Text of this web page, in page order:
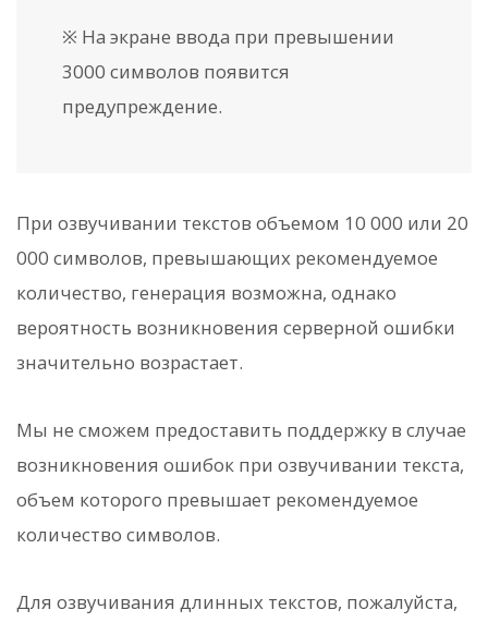
※ На экране ввода при превышении
3000 символов появится
предупреждение.
При озвучивании текстов объемом 10 000 или 20
000 символов, превышающих рекомендуемое
количество, генерация возможна, однако
вероятность возникновения серверной ошибки
значительно возрастает.
Мы не сможем предоставить поддержку в случае
возникновения ошибок при озвучивании текста,
объем которого превышает рекомендуемое
количество символов.
Для озвучивания длинных текстов, пожалуйста,